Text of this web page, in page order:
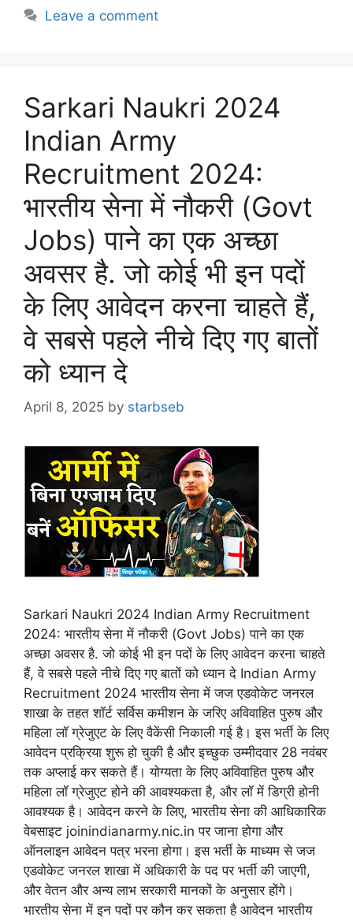
Leave a comment
Sarkari Naukri 2024
Indian Army
Recruitment 2024:
भारतीय सेना में नौकरी (Govt
Jobs) पाने का एक अच्छा
अवसर है. जो कोई भी इन पदों
के लिए आवेदन करना चाहते हैं,
वे सबसे पहले नीचे दिए गए बातों
को ध्यान दे
April 8, 2025 by starbseb
Sarkari Naukri 2024 Indian Army Recruitment
2024: भारतीय सेना में नौकरी (Govt Jobs) पाने का एक
अच्छा अवसर है. जो कोई भी इन पदों के लिए आवेदन करना चाहते
हैं, वे सबसे पहले नीचे दिए गए बातों को ध्यान दे Indian Army
Recruitment 2024 भारतीय सेना में जज एडवोकेट जनरल
शाखा के तहत शॉर्ट सर्विस कमीशन के जरिए अविवाहित पुरुष और
महिला लॉ ग्रेजुएट के लिए वैकेंसी निकाली गई है। इस भर्ती के लिए
आवेदन प्रक्रिया शुरू हो चुकी है और इच्छुक उम्मीदवार 28 नवंबर
तक अप्लाई कर सकते हैं। योग्यता के लिए अविवाहित पुरुष और
महिला लॉ ग्रेजुएट होने की आवश्यकता है, और लॉ में डिग्री होनी
आवश्यक है। आवेदन करने के लिए, भारतीय सेना की आधिकारिक
वेबसाइट joinindianarmy.nic.in पर जाना होगा और
ऑनलाइन आवेदन पत्र भरना होगा। इस भर्ती के माध्यम से जज
एडवोकेट जनरल शाखा में अधिकारी के पद पर भर्ती की जाएगी,
और वेतन और अन्य लाभ सरकारी मानकों के अनुसार होंगे।
भारतीय सेना में इन पदों पर कौन कर सकता है आवेदन भारतीय